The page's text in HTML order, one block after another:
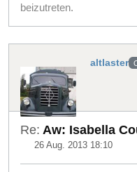
beizutreten.
altlaster
Re: Aw: Isabella
26 Aug. 2013 18:10